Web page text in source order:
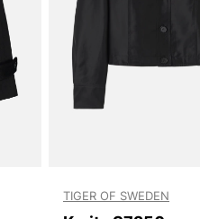
TIGER OF SWEDEN